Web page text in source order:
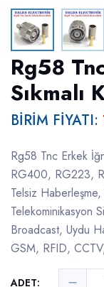
Rg58
Sıkmalı
BİRİM FİYATI:
Rg58 Tnc Erkek
RG400, RG223,
Telsiz
Telekominikasyon
Broadcast, Uydu
GSM, RFID,
ADET: